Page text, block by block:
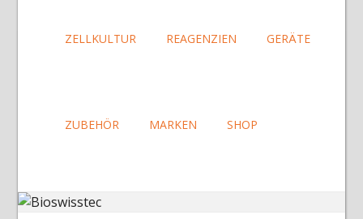
ZELLKULTUR REAGENZIEN GERÄTE
ZUBEHÖR MARKEN SHOP